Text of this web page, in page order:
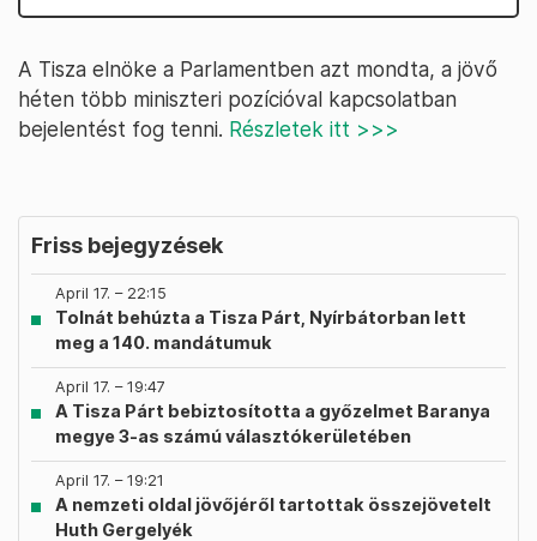
A Tisza elnöke a Parlamentben azt mondta, a jövő
héten több miniszteri pozícióval kapcsolatban
bejelentést fog tenni. Részletek itt >>>
Friss bejegyzések
April 17. – 22:15
Tolnát behúzta a Tisza Párt, Nyírbátorban lett
meg a 140. mandátumuk
April 17. – 19:47
A Tisza Párt bebiztosította a győzelmet Baranya
megye 3-as számú választókerületében
April 17. – 19:21
A nemzeti oldal jövőjéről tartottak összejövetelt
Huth Gergelyék